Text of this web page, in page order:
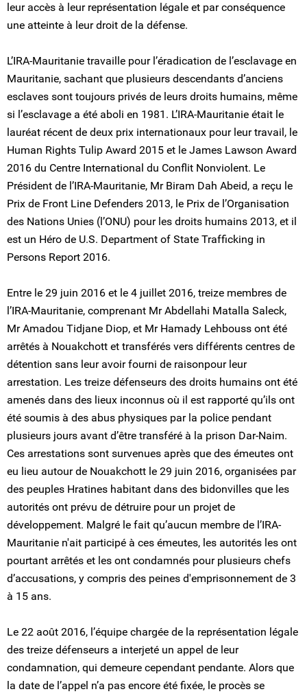
leur accès à leur représentation légale et par conséquence
une atteinte à leur droit de la défense.
L’IRA-Mauritanie travaille pour l’éradication de l’esclavage en
Mauritanie, sachant que plusieurs descendants d’anciens
esclaves sont toujours privés de leurs droits humains, même
si l’esclavage a été aboli en 1981. L’IRA-Mauritanie était le
lauréat récent de deux prix internationaux pour leur travail, le
Human Rights Tulip Award 2015 et le James Lawson Award
2016 du Centre International du Conflit Nonviolent. Le
Président de l’IRA-Mauritanie, Mr Biram Dah Abeid, a reçu le
Prix de Front Line Defenders 2013, le Prix de l’Organisation
des Nations Unies (l’ONU) pour les droits humains 2013, et il
est un Héro de U.S. Department of State Trafficking in
Persons Report 2016.
Entre le 29 juin 2016 et le 4 juillet 2016, treize membres de
l’IRA-Mauritanie, comprenant Mr Abdellahi Matalla Saleck,
Mr Amadou Tidjane Diop, et Mr Hamady Lehbouss ont été
arrêtés à Nouakchott et transférés vers différents centres de
détention sans leur avoir fourni de raisonpour leur
arrestation. Les treize défenseurs des droits humains ont été
amenés dans des lieux inconnus où il est rapporté qu’ils ont
été soumis à des abus physiques par la police pendant
plusieurs jours avant d’être transféré à la prison Dar-Naim.
Ces arrestations sont survenues après que des émeutes ont
eu lieu autour de Nouakchott le 29 juin 2016, organisées par
des peuples Hratines habitant dans des bidonvilles que les
autorités ont prévu de détruire pour un projet de
développement. Malgré le fait qu’aucun membre de l’IRA-
Mauritanie n'ait participé à ces émeutes, les autorités les ont
pourtant arrêtés et les ont condamnés pour plusieurs chefs
d’accusations, y compris des peines d'emprisonnement de 3
à 15 ans.
Le 22 août 2016, l’équipe chargée de la représentation légale
des treize défenseurs a interjeté un appel de leur
condamnation, qui demeure cependant pendante. Alors que
la date de l’appel n’a pas encore été fixée, le procès se